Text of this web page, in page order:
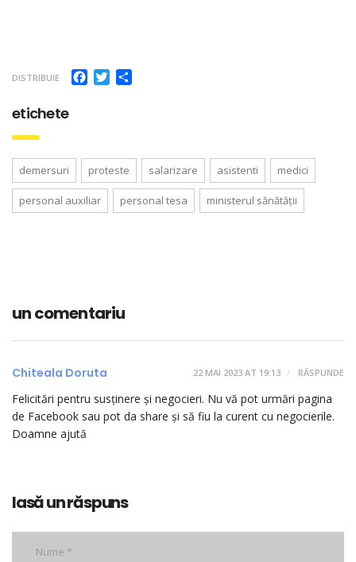
DISTRIBUIE Facebook
Twitter
etichete
demersuri proteste salarizare asistenti medici
personal auxiliar personal tesa ministerul sănătății
un comentariu
Chiteala Doruta 22 MAI 2023 AT 19:13 RĂSPUNDE
Felicitări pentru susținere și negocieri. Nu vă pot urmări pagina
de Facebook sau pot da share și să fiu la curent cu negocierile.
Doamne ajută
lasă un răspuns